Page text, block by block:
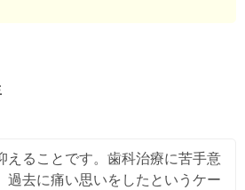
えることです。歯科治療に苦手意
過去に痛い思いをしたというケー